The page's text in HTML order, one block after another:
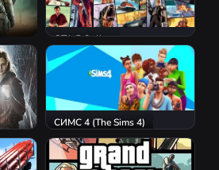
GTA 5 Online
СИМС 4 (The Sims 4)